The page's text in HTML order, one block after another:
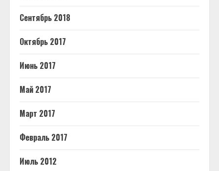
Сентябрь 2018
Октябрь 2017
Июнь 2017
Май 2017
Март 2017
Февраль 2017
Июль 2012